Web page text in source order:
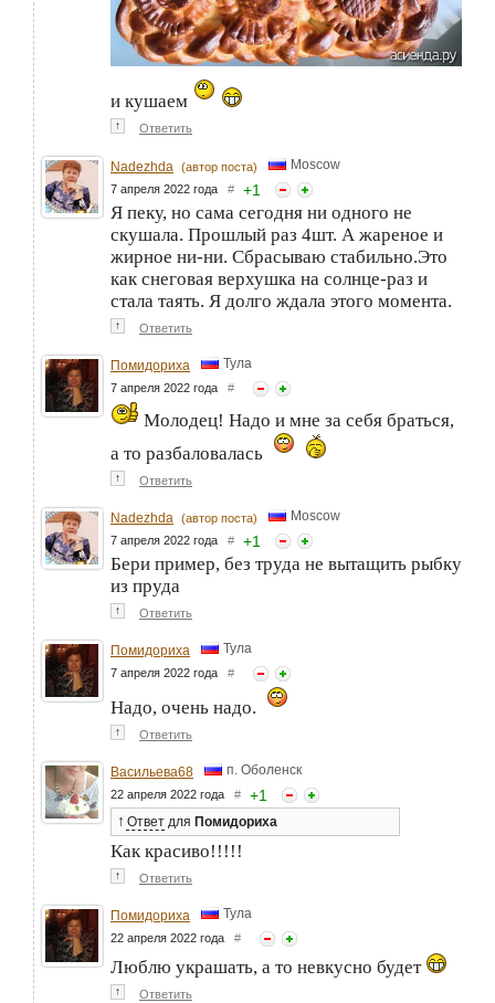
и кушаем
↑ Ответить
Nadezhda (автор поста) Moscow
7 апреля 2022 года # +1
Я пеку, но сама сегодня ни одного не
скушала. Прошлый раз 4шт. А жареное и
жирное ни-ни. Сбрасываю стабильно.Это
как снеговая верхушка на солнце-раз и
стала таять. Я долго ждала этого момента.
↑ Ответить
Помидориха Тула
7 апреля 2022 года #
Молодец! Надо и мне за себя браться,
а то разбаловалась
↑ Ответить
Nadezhda (автор поста) Moscow
7 апреля 2022 года # +1
Бери пример, без труда не вытащить рыбку
из пруда
↑ Ответить
Помидориха Тула
7 апреля 2022 года #
Надо, очень надо.
↑ Ответить
Васильева68 п. Оболенск
22 апреля 2022 года # +1
↑ Ответ для Помидориха
Как красиво!!!!!
↑ Ответить
Помидориха Тула
22 апреля 2022 года #
Люблю украшать, а то невкусно будет
↑ Ответить